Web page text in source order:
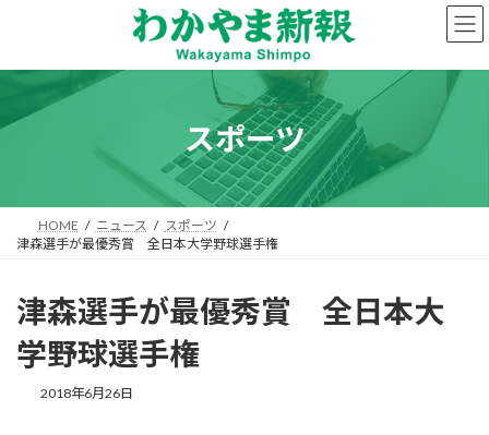
ン
へ
プ
ー
ョ
動
スポーツ
HOME ニュース
スポーツ
津森選手が最優秀賞 全日本大学野球選手権
津森選手が最優秀賞 全日本大
学野球選手権
2018年6月26日